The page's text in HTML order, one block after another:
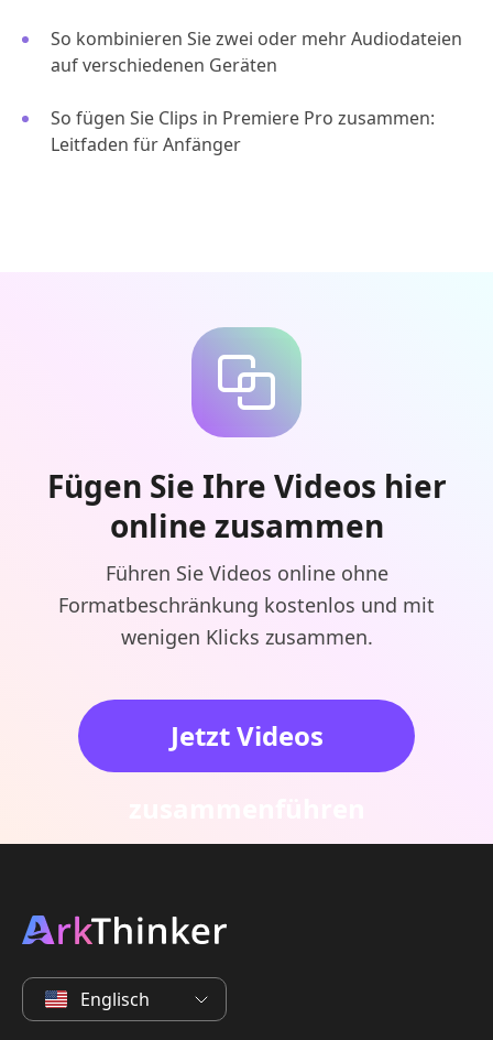
So kombinieren Sie zwei oder mehr Audiodateien
auf verschiedenen Geräten
So fügen Sie Clips in Premiere Pro zusammen:
Leitfaden für Anfänger
Fügen Sie Ihre Videos hier
online zusammen
Führen Sie Videos online ohne
Formatbeschränkung kostenlos und mit
wenigen Klicks zusammen.
Jetzt Videos
Englisch